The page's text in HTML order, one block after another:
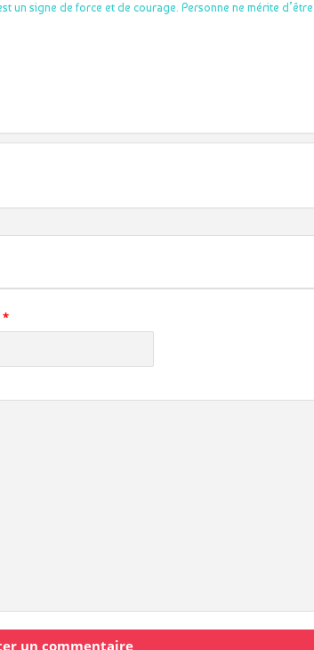
un signe de force et de courage. Personne ne mérite
*